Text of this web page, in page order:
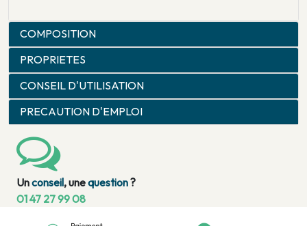
COMPOSITION
PROPRIETES
CONSEIL D'UTILISATION
PRECAUTION D'EMPLOI
Unconseil, unequestion?
01 47 27 99 08